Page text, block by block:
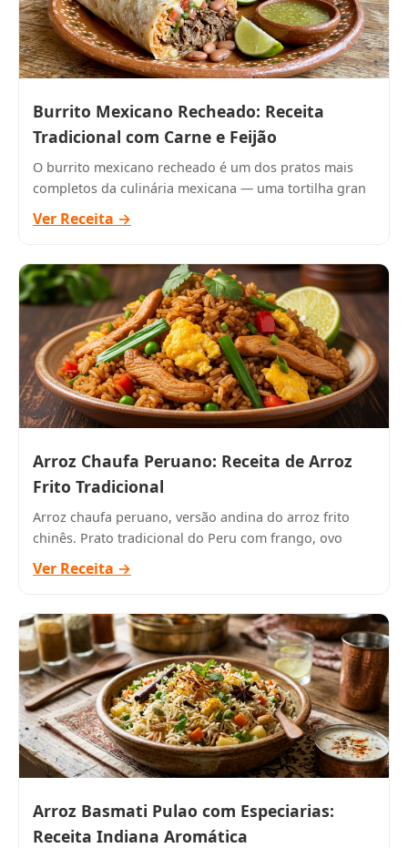
Burrito Mexicano Recheado: Receita
Tradicional com Carne e Feijão
O burrito mexicano recheado é um dos pratos mais
completos da culinária mexicana — uma tortilha gran
Ver Receita →
Arroz Chaufa Peruano: Receita de Arroz
Frito Tradicional
Arroz chaufa peruano, versão andina do arroz frito
chinês. Prato tradicional do Peru com frango, ovo
Ver Receita →
Arroz Basmati Pulao com Especiarias:
Receita Indiana Aromática